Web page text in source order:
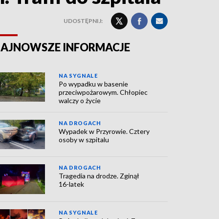
UDOSTĘPNIJ:
INFORMACJE
NA SYGNALE
Po wypadku w basenie
przeciwpożarowym. Chłopiec
walczy o życie
NA DROGACH
Wypadek w Przyrowie. Cztery
osoby w szpitalu
NA DROGACH
Tragedia na drodze. Zginął
16-latek
NA SYGNALE